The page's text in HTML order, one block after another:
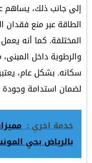
إلى جانب ذلك، يساهم
الطاقة عبر منع فقدان
المختلفة. كما أنه
والرطوبة داخل
سكانه. بشكل عام،
لضمان استدامة
خدمة اخري :
بالرياض بحي